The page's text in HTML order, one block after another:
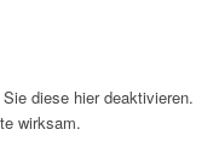
diese hier deaktivieren.
wirksam.